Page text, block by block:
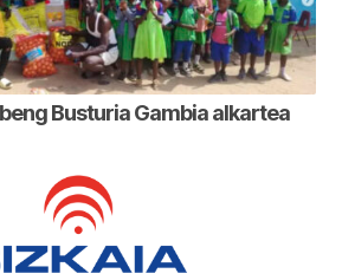
Busturia Gambia alkartea